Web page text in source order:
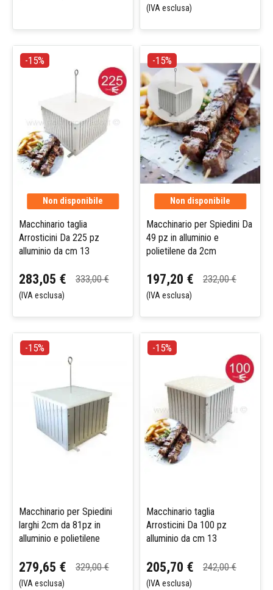
(IVA esclusa)
-15%
Non disponibile
Macchinario taglia
Arrosticini Da 225 pz
alluminio da cm 13
283,05 €
(IVA esclusa)
333,00 €
-15%
Non disponibile
Macchinario per Spiedini Da
49 pz in alluminio e
polietilene da 2cm
197,20 €
(IVA esclusa)
232,00 €
-15%
Macchinario per Spiedini
larghi 2cm da 81pz in
alluminio e polietilene
279,65 €
(IVA esclusa)
329,00 €
-15%
Macchinario taglia
Arrosticini Da 100 pz
alluminio da cm 13
205,70 €
(IVA esclusa)
242,00 €